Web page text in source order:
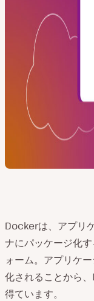
Dockerは、アプリ
ナにパッケージ化
ォーム。アプリケ
化されることから
得ています。